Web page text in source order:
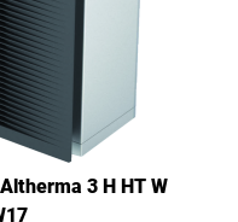
3 H HT W